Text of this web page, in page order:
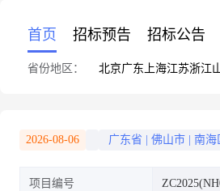
首页 招标预告 招标公告
省份地区： 北京广东 上海江苏浙江
2026-08-06 广东省 佛山市 南海
项目编号